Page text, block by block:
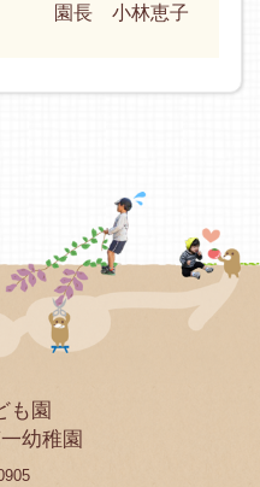
園長 小林恵子
も園
幼稚園